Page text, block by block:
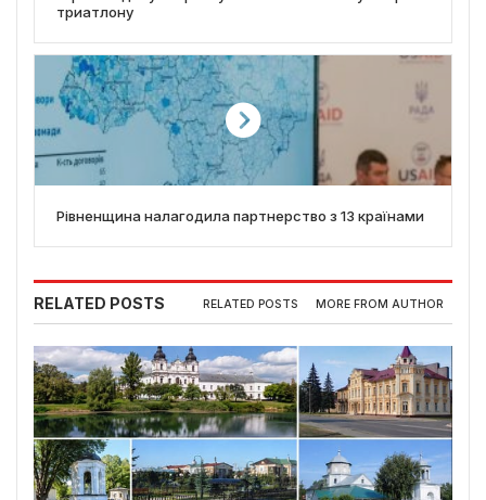
триатлону
Рівненщина налагодила партнерство з 13 країнами
RELATED POSTS RELATED POSTS MORE FROM AUTHOR